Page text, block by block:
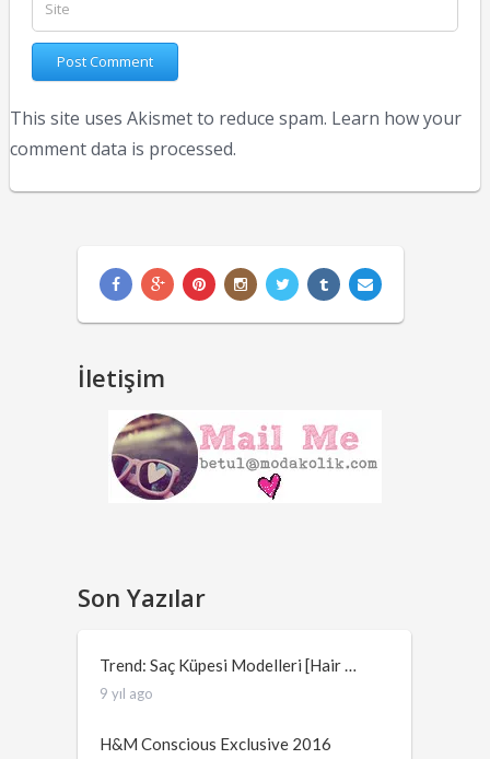
This site uses Akismet to reduce spam. Learn how your
comment data is processed.
İletişim
Son Yazılar
Trend: Saç Küpesi Modelleri [Hair …
9 yıl ago
H&M Conscious Exclusive 2016